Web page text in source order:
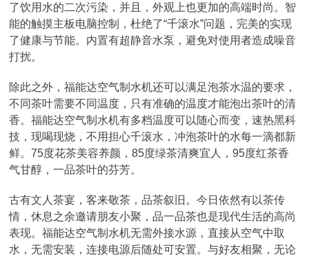
了饮用水的二次污染，并且，外观上也更加的高端时尚。智
能的触摸主板电脑控制，杜绝了“千滚水”问题，完美的实现
了健康与节能。内置有超静音水泵，避免对使用者造成噪音
打扰。
除此之外，福能达空气制水机还可以满足泡茶水温的要求，
不同茶叶需要不同温度，只有准确的温度才能泡出茶叶的清
香。福能达空气制水机有多档温度可以随心而变，速热黑科
技，现喝现烧，不用担心千滚水，冲泡茶叶的水每一滴都新
鲜。75度花茶美容养颜，85度绿茶清爽宜人，95度红茶香
气甘醇，一品茶叶的芬芳。
古有文人茶宴，客来敬茶，品茶叙旧。今日依然有以茶传
情，休息之余邀请朋友小聚，品一品茶也是现代生活的高尚
表现。福能达空气制水机无需外接水源，直接从空气中取
水，无需安装，连接电源后随处可安置。与好友相聚，无论